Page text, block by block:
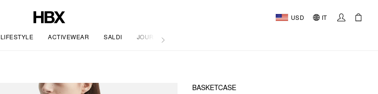
USD IT
LIFESTYLE ACTIVEWEAR SALDI JOURNAL
BASKETCASE